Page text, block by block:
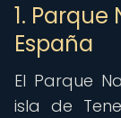
1. Parque
España
El Parque
isla de